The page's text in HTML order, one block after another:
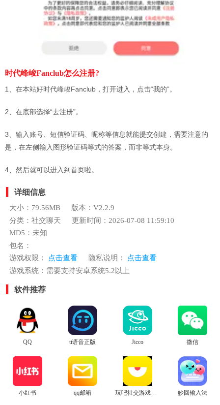
时代峰峻Fanclub怎么注册?
1、在本站好时代峰峻Fanclub，打开进入，点击“我的”。
2、在底部选择“去注册”。
3、输入账号、短信验证码、昵称等信息就能提交创建，需要注意的
是，在左侧输入图形验证码等式的答案，而非等式本身。
4、然后就可以进入到首页啦。
详细信息
大小：79.56MB
版本：V2.2.9
分类：社交聊天
更新时间：2026-07-08 11:59:10
MD5：未知
包名：
游戏权限：
点击查看 隐私说明：
点击查看
游戏系统：需要支持安卓系统5.2以上
软件推荐
QQ tt语音正版 Jicco 微信
小红书 qq邮箱 妙回输入法